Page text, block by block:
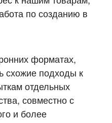
по созданию в
форматах,
схожие подходы к
отдельных
совместно с
и более